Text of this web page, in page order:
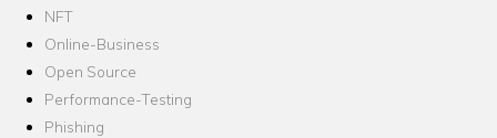
NFT
Online-Business
Open Source
Performance-Testing
Phishing